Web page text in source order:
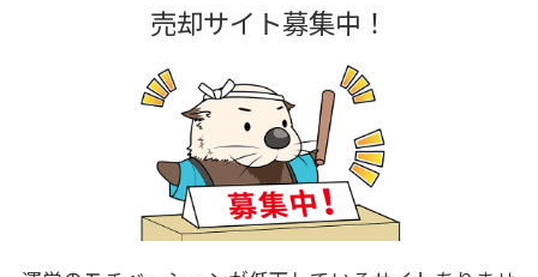
売却サイト募集中！